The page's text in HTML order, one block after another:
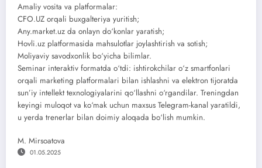
Amaliy vosita va platformalar:
CFO.UZ orqali buxgalteriya yuritish;
Any.market.uz da onlayn do‘konlar yaratish;
Hovli.uz platformasida mahsulotlar joylashtirish va sotish;
Moliyaviy savodxonlik bo‘yicha bilimlar.
Seminar interaktiv formatda o‘tdi: ishtirokchilar o‘z smartfonlari
orqali marketing platformalari bilan ishlashni va elektron tijoratda
sun’iy intellekt texnologiyalarini qo‘llashni o‘rgandilar. Treningdan
keyingi muloqot va ko‘mak uchun maxsus Telegram-kanal yaratildi,
u yerda trenerlar bilan doimiy aloqada bo‘lish mumkin.
M. Mirsoatova
01.05.2025